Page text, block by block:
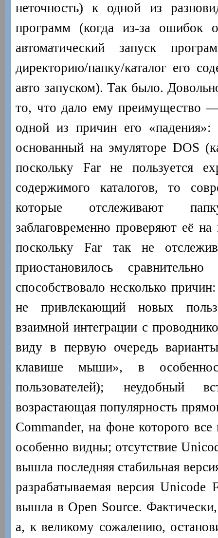
неточность) к одной из
программ (когда из-за ошибок
автоматический запуск
директорию/папку/каталог его
авто запуском). Так было.
то, что дало ему преимущество
одной из причин его «падения»:
основанный на эмуляторе DOS
поскольку Far не пользуется
содержимого каталогов, то
которые отслеживают
заблаговременно проверяют её
поскольку Far так не
приостановилось
способствовало несколько
не привлекающий новых
взаимной интеграции с
виду в первую очередь
клавише мыши», в
пользователей); неудобный
возрастающая популярность
Commander, на фоне которого
особенно видны; отсутствие
вышла последняя стабильная
разрабатываемая версия
вышла в Open Source.
а, к великому сожалению,